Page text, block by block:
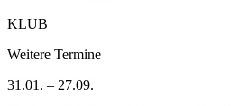
KLUB
Weitere Termine
31.01. – 27.09.